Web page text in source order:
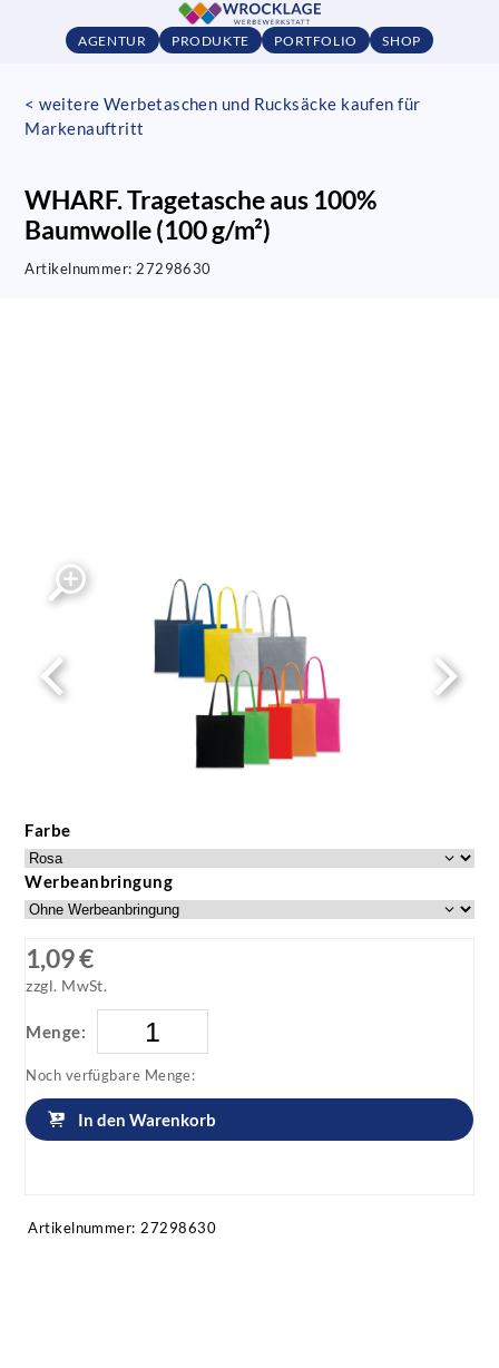
AGENTUR PRODUKTE PORTFOLIO SHOP
< weitere Werbetaschen und Rucksäcke kaufen für
Markenauftritt
WHARF. Tragetasche aus 100%
Baumwolle (100 g/m²)
Artikelnummer: 27298630
Farbe
Werbeanbringung
1,09 €
zzgl. MwSt.
Menge:
Noch verfügbare Menge:
In den Warenkorb
Artikelnummer: 27298630